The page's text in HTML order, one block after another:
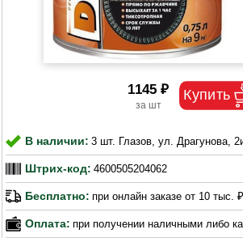
1145 ₽
В наличии: 3 шт. Глазов, ул. Драгунова,
Штрих-код: 4600505204062
Бесплатно: при онлайн заказе от 10 тыс.
Оплата: при получении наличными либо